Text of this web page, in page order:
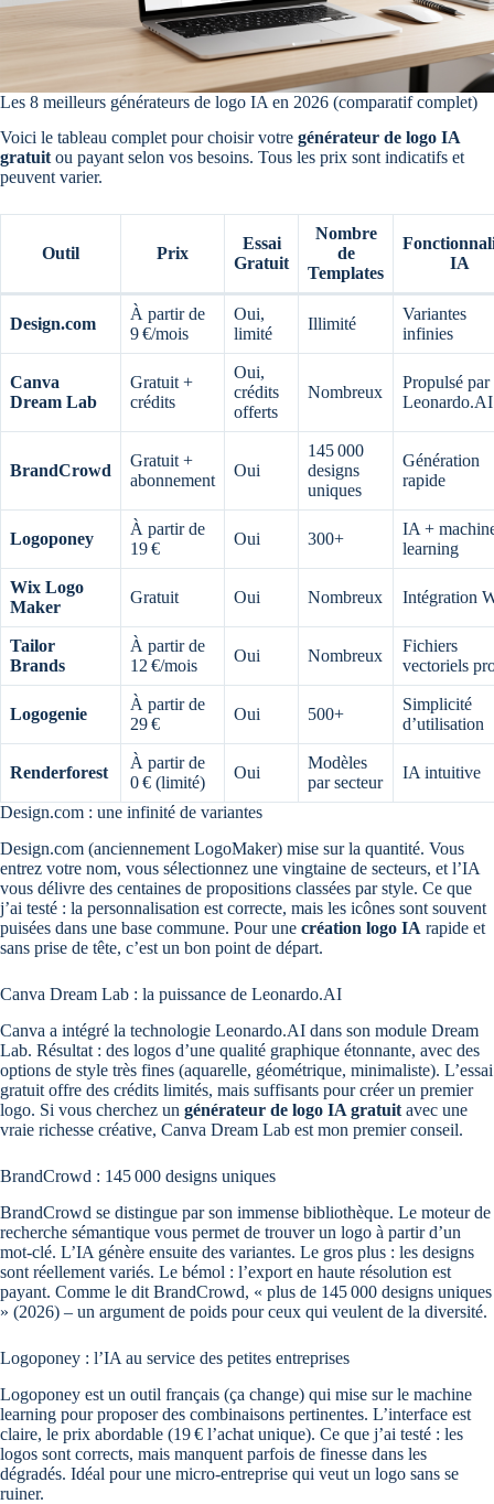
Les 8 meilleurs générateurs de logo IA en 2026 (comparatif complet)
Voici le tableau complet pour choisir votre générateur de logo IA
gratuit ou payant selon vos besoins. Tous les prix sont indicatifs et
peuvent varier.
Outil Prix
Essai
Gratuit
Nombre
de
Templates
IA
Design.com
À partir de
9 €/mois
Oui,
limité
Illimité
Variantes
infinies
Canva
Dream Lab
Gratuit +
crédits
Oui,
crédits
offerts
Nombreux
Propulsé par
Leonardo.AI
BrandCrowd
Gratuit +
abonnement
Oui
145 000
designs
uniques
Génération
rapide
Logoponey
À partir de
19 €
Oui 300+
IA +
learning
Wix Logo
Maker
Gratuit Oui Nombreux Intégration
Tailor
Brands
À partir de
12 €/mois
Oui Nombreux
Fichiers
vectoriels
Logogenie
À partir de
29 €
Oui 500+
Simplicité
d’utilisation
Renderforest
À partir de
0 € (limité)
Oui
Modèles
par secteur
IA intuitive
Design.com : une infinité de variantes
Design.com (anciennement LogoMaker) mise sur la quantité. Vous
entrez votre nom, vous sélectionnez une vingtaine de secteurs, et l’IA
vous délivre des centaines de propositions classées par style. Ce que
j’ai testé : la personnalisation est correcte, mais les icônes sont souvent
puisées dans une base commune. Pour une création logo IA rapide et
sans prise de tête, c’est un bon point de départ.
Canva Dream Lab : la puissance de Leonardo.AI
Canva a intégré la technologie Leonardo.AI dans son module Dream
Lab. Résultat : des logos d’une qualité graphique étonnante, avec des
options de style très fines (aquarelle, géométrique, minimaliste). L’essai
gratuit offre des crédits limités, mais suffisants pour créer un premier
logo. Si vous cherchez un générateur de logo IA gratuit avec une
vraie richesse créative, Canva Dream Lab est mon premier conseil.
BrandCrowd : 145 000 designs uniques
BrandCrowd se distingue par son immense bibliothèque. Le moteur de
recherche sémantique vous permet de trouver un logo à partir d’un
mot-clé. L’IA génère ensuite des variantes. Le gros plus : les designs
sont réellement variés. Le bémol : l’export en haute résolution est
payant. Comme le dit BrandCrowd, « plus de 145 000 designs uniques
» (2026) – un argument de poids pour ceux qui veulent de la diversité.
Logoponey : l’IA au service des petites entreprises
Logoponey est un outil français (ça change) qui mise sur le machine
learning pour proposer des combinaisons pertinentes. L’interface est
claire, le prix abordable (19 € l’achat unique). Ce que j’ai testé : les
logos sont corrects, mais manquent parfois de finesse dans les
dégradés. Idéal pour une micro-entreprise qui veut un logo sans se
ruiner.